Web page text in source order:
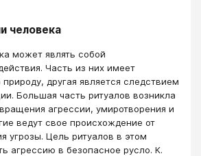
человека
может являть собой
Часть из них имеет
другая является следствием
Большая часть ритуалов возникла
агрессии, умиротворения и
ведут свое происхождение от
угрозы. Цель ритуалов в этом
агрессию в безопасное русло. К.